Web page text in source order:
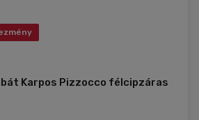
Karpos Pizzocco félcipzáras